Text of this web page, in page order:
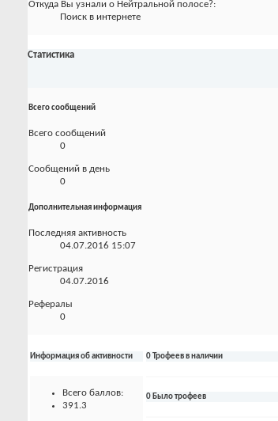
Откуда Вы узнали о Нейтральной полосе?:
Поиск в интернете
Статистика
Всего сообщений
Всего сообщений
0
Сообщений в день
0
Дополнительная информация
Последняя активность
04.07.2016 15:07
Регистрация
04.07.2016
Рефералы
0
Информация об активности
Всего баллов:
391.3
0 Трофеев в наличии
0 Было трофеев